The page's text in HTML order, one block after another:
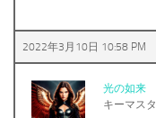
2022年3月10日 10:58 PM
光の如来
キーマス